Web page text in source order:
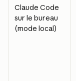
Claude Code
sur le bureau
(mode local)